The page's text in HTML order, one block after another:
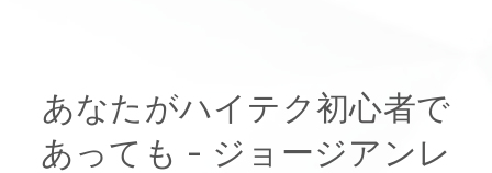
あなたがハイテク初心者で
あっても - ジョージアンレ